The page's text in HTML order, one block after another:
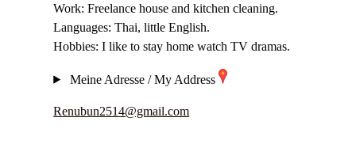
Work: Freelance house and kitchen cleaning.
Languages: Thai, little English.
Hobbies: I like to stay home watch TV dramas.
Meine Adresse / My Address
Renubun2514@gmail.com